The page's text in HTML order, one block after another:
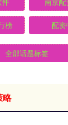
榜 配资
全部话题标签
略